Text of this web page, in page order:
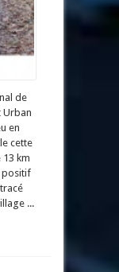
de
Urban
en
cette
km
positif
...